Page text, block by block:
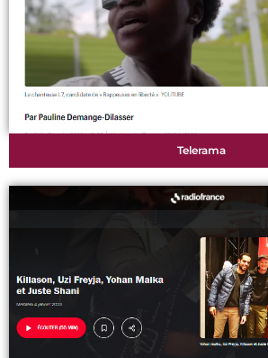
Telerama